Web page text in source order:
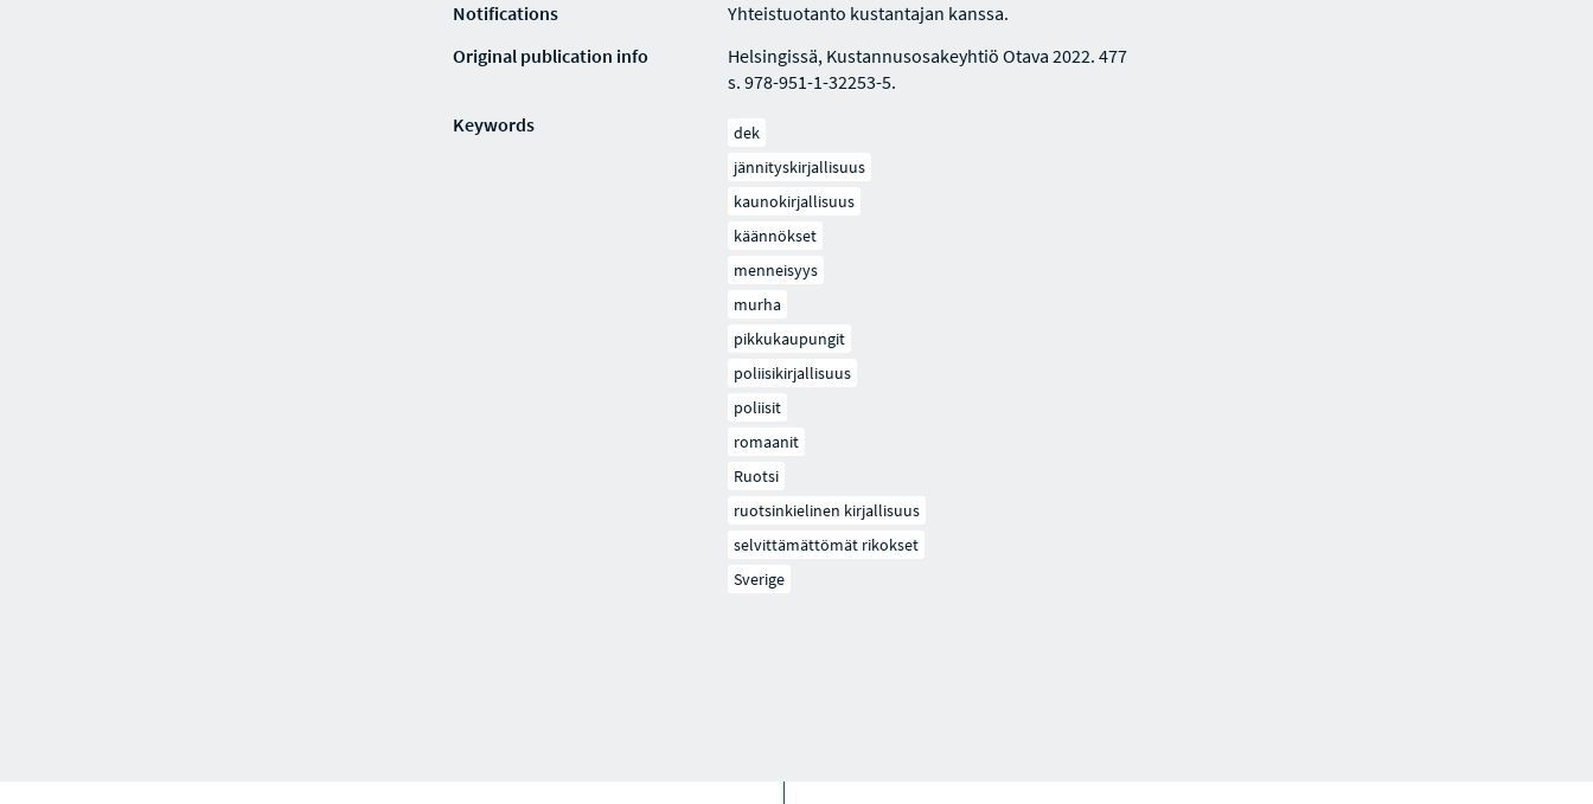
Notifications
Yhteistuotanto kustantajan kanssa.
Original publication info
Helsingissä, Kustannusosakeyhtiö Otava 2022. 477
s. 978-951-1-32253-5.
Keywords
dek
jännityskirjallisuus
kaunokirjallisuus
käännökset
menneisyys
murha
pikkukaupungit
poliisikirjallisuus
poliisit
romaanit
Ruotsi
ruotsinkielinen kirjallisuus
selvittämättömät rikokset
Sverige